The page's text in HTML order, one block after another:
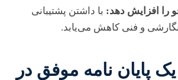
را افزایش دهد: با داشتن پشتیبانی
و فنی کاهش می‌یابد.
پایان نامه موفق در